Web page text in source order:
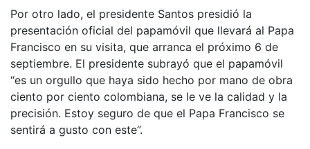
Por otro lado, el presidente Santos presidió la
presentación oficial del papamóvil que llevará al Papa
Francisco en su visita, que arranca el próximo 6 de
septiembre. El presidente subrayó que el papamóvil
“es un orgullo que haya sido hecho por mano de obra
ciento por ciento colombiana, se le ve la calidad y la
precisión. Estoy seguro de que el Papa Francisco se
sentirá a gusto con este”.